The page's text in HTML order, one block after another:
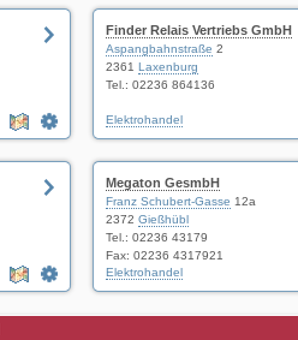
Finder Relais Vertriebs GmbH
Aspangbahnstraße 2
2361 Laxenburg
Tel.: 02236 864136
Elektrohandel
Megaton GesmbH
Franz Schubert-Gasse 12a
2372 Gießhübl
Tel.: 02236 43179
Fax: 02236 4317921
Elektrohandel